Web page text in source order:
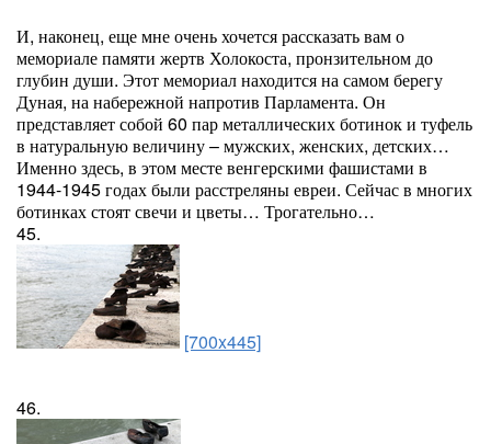
И, наконец, еще мне очень хочется рассказать вам о
мемориале памяти жертв Холокоста, пронзительном до
глубин души. Этот мемориал находится на самом берегу
Дуная, на набережной напротив Парламента. Он
представляет собой 60 пар металлических ботинок и туфель
в натуральную величину – мужских, женских, детских…
Именно здесь, в этом месте венгерскими фашистами в
1944-1945 годах были расстреляны евреи. Сейчас в многих
ботинках стоят свечи и цветы… Трогательно…
45.
[700x445]
46.